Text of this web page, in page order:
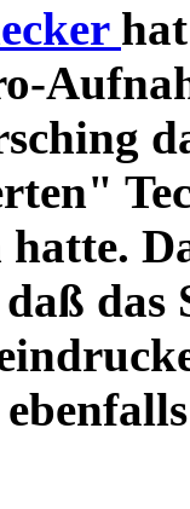
hatte.
das